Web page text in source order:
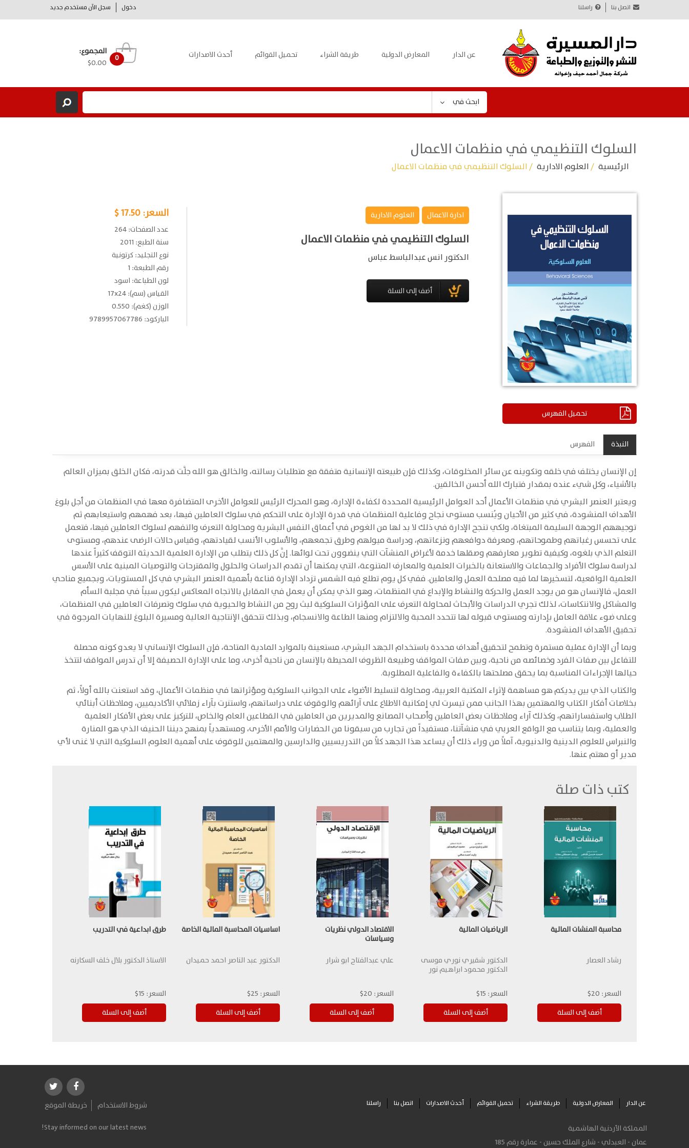
دخول سجل الآن مستخدم جديد اتصل بنا راسلنا
عن الدار المعارض الدولية طريقة الشراء تحميل القوائم أحدث الاصدارات 0
المجموع:
$0.00
ابحث في
السلوك التنظيمي في منظمات الاعمال
الرئيسية /العلوم الادارية / السلوك التنظيمي في منظمات الاعمال
تحميل الفهرس
ادارة الاعمال العلوم الادارية
السلوك التنظيمي في منظمات الاعمال
الدكتور انس عبدالباسط عباس
السعر:17.50 $
عدد الصفحات: 264
سنة الطبع: 2011
نوع التجليد: كرتونية
رقم الطبعة: 1
لون الطباعة: اسود
القياس (سم): 17x24
الوزن (كغم): 0.550
الباركود: 9789957067786
النبذة الفهرس
إن الإنسان يختلف في خلقه وتكوينه عن سائر المخلوقات، وكذلك فإن طبيعته الإنسانية متفقة مع متطلبات رسالته، والخالق هو الله جلَّت قدرته، فكان الخلق بميزان العالم
بالأشياء، وكل شيء عنده بمقدار فتبارك الله أحسن الخالقين.
ويعتبر العنصر البشري في منظمات الأعمال أحد العوامل الرئيسية المحددة لكفاءة الإدارة، وهو المحرك الرئيس للعوامل الأخرى المتضافرة معها في المنظمات من أجل بلوغ
الأهداف المنشودة، في كثير من الأحيان ويُنسب مستوى نجاح وفاعلية المنظمات في قدرة الإدارة على التحكم في سلوك العاملين فيها، بعد فهمهم واستيعابهم ثم
توجيههم الوجهة السليمة المبتغاة، ولكي تنجح الإدارة في ذلك لا بد لها من الغوص في أعماق النفس البشرية ومحاولة التعرف والتفهم لسلوك العاملين فيها، فتعمل
على تحسس رغباتهم وطموحاتهم، ومعرفة دوافعهم ونزعاتهم، ودراسة ميولهم وطرق تجمعهم، والأسلوب الأنسب لقيادتهم، وقياس حالات الرضى عندهم، ومستوى
التعلم الذي بلغوه، وكيفية تطوير معارفهم وصقلها خدمة لأغراض المنشآت التي ينضوون تحت لوائها. إنَّ كل ذلك يتطلب من الإدارة العلمية الحديثة التوقف كثيراً عندها
لدراسة سلوك الأفراد والجماعات والاستعانة بالخبرات العلمية والمعارف المتنوعة، التي يمكنها أن تقدم الدراسات والحلول والمقترحات والتوصيات المبنية على الأسس
العلمية الواقعية، لتسخيرها لما فيه مصلحة العمل والعاملين. ففي كل يوم تطلع فيه الشمس تزداد الإدارة قناعة بأهمية العنصر البشري في كل المستويات، وبجميع مناحي
العمل، فالإنسان هو من يوجد العمل والحركة والنشاط والإبداع في المنظمات، وهو الذي يمكن أن يعمل في المقابل بالاتجاه المعاكس ليكون سبباً في مجلبة السأم
والمشاكل والانتكاسات، لذلك تجري الدراسات والأبحاث لمحاولة التعرف على المؤثرات السلوكية لبث روح من النشاط والحيوية في سلوك وتصرفات العاملين في المنظمات،
وعلى ضوء علاقة العامل بإدارته ومستوى قبوله لها تتحدد المحبة والالتزام ومنها الطاعة والانسجام، وبذلك تتحقق الإنتاجية العالية ومسيرة البلوغ للنهايات المرجوة في
تحقيق الأهداف المنشودة.
وبما أن الإدارة عملية مستمرة وتطمح لتحقيق أهداف محددة باستخدام الجهد البشري، مستعينة بالموارد المادية المتاحة، فإن السلوك الإنساني لا يعدو كونه محصلة
للتفاعل بين صفات الفرد وخصائصه من ناحية، وبين صفات المواقف وطبيعة الظروف المحيطة بالإنسان من ناحية أخرى، وما على الإدارة الحصيفة إلا أن تدرس المواقف لتتخذ
حيالها الإجراءات المناسبة بما يحقق مصلحتها بالكفاءة والفاعلية المطلوبة.
والكتاب الذي بين يديكم هو مساهمة لإثراء المكتبة العربية، ومحاولة لتسليط الأضواء على الجوانب السلوكية ومؤثراتها في منظمات الأعمال، وقد استعنت بالله أولاً، ثم
بخلاصات أفكار الكتاب والمهتمين بهذا الجانب ممن تيسرت لي إمكانية الاطلاع على آرائهم والوقوف على دراساتهم، واستنرت بآراء زملائي الأكاديميين، وملاحظات أبنائي
الطلاب واستفساراتهم، وكذلك آراء وملاحظات بعض العاملين وأصحاب المصانع والمديرين من العاملين في القطاعين العام والخاص، للتركيز على بعض الأفكار العلمية
والعملية، وبما يتناسب مع الواقع العربي في منشآتنا، مستفيداً من تجارب من سبقونا من الحضارات والأمم الأخرى، ومستهدياً بمنهج ديننا الحنيف الذي هو المنارة
والنبراس للعلوم الدينية والدنيوية، آملاً من وراء ذلك أن يساعد هذا الجهد كلاً من التدريسيين والدارسين والمهتمين للوقوف على أهمية العلوم السلوكية التي لا غنى لأي
مدير أو مهتم عنها.
كتب ذات صلة
محاسبة المنشات المالية
رشاد العصار
السعر: 20$
الرياضيات المالية
الدكتور شقيري نوري موسى
الدكتور محمود ابراهيم نور
السعر: 15$
الاقتصاد الدولي نظريات
وسياسات
علي عبدالفتاح ابو شرار
السعر: 20$
اساسيات المحاسبة المالية الخاصة
الدكتور عبد الناصر احمد حميدان
السعر: 25$
طرق ابداعية في التدريب
الاستاذ الدكتور بلال خلف السكارنه
السعر: 15$
عن الدار المعارض الدولية طريقة الشراء تحميل القوائم أحدث الاصدارات اتصل بنا راسلنا
المملكة الأردنية الهاشمية
عمان - العبدلي - شارع الملك حسين - عمارة رقم 185
شروط الاستخدام
خريطة الموقع
Stay informed on our latest news!